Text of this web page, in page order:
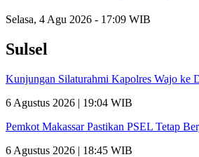
Selasa, 4 Agu 2026 - 17:09 WIB
Sulsel
Kunjungan Silaturahmi Kapolres Wajo ke
6 Agustus 2026 | 19:04 WIB
Pemkot Makassar Pastikan PSEL Tetap
6 Agustus 2026 | 18:45 WIB